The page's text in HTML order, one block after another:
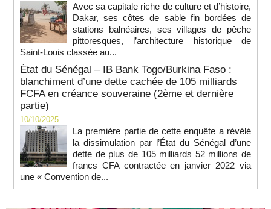
Avec sa capitale riche de culture et d’histoire,
Dakar, ses côtes de sable fin bordées de
stations balnéaires, ses villages de pêche
pittoresques, l’architecture historique de
Saint-Louis classée au...
État du Sénégal – IB Bank Togo/Burkina Faso :
blanchiment d’une dette cachée de 105 milliards
FCFA en créance souveraine (2ème et dernière
partie)
10/10/2025
La première partie de cette enquête a révélé
la dissimulation par l’État du Sénégal d’une
dette de plus de 105 milliards 52 millions de
francs CFA contractée en janvier 2022 via
une « Convention de...